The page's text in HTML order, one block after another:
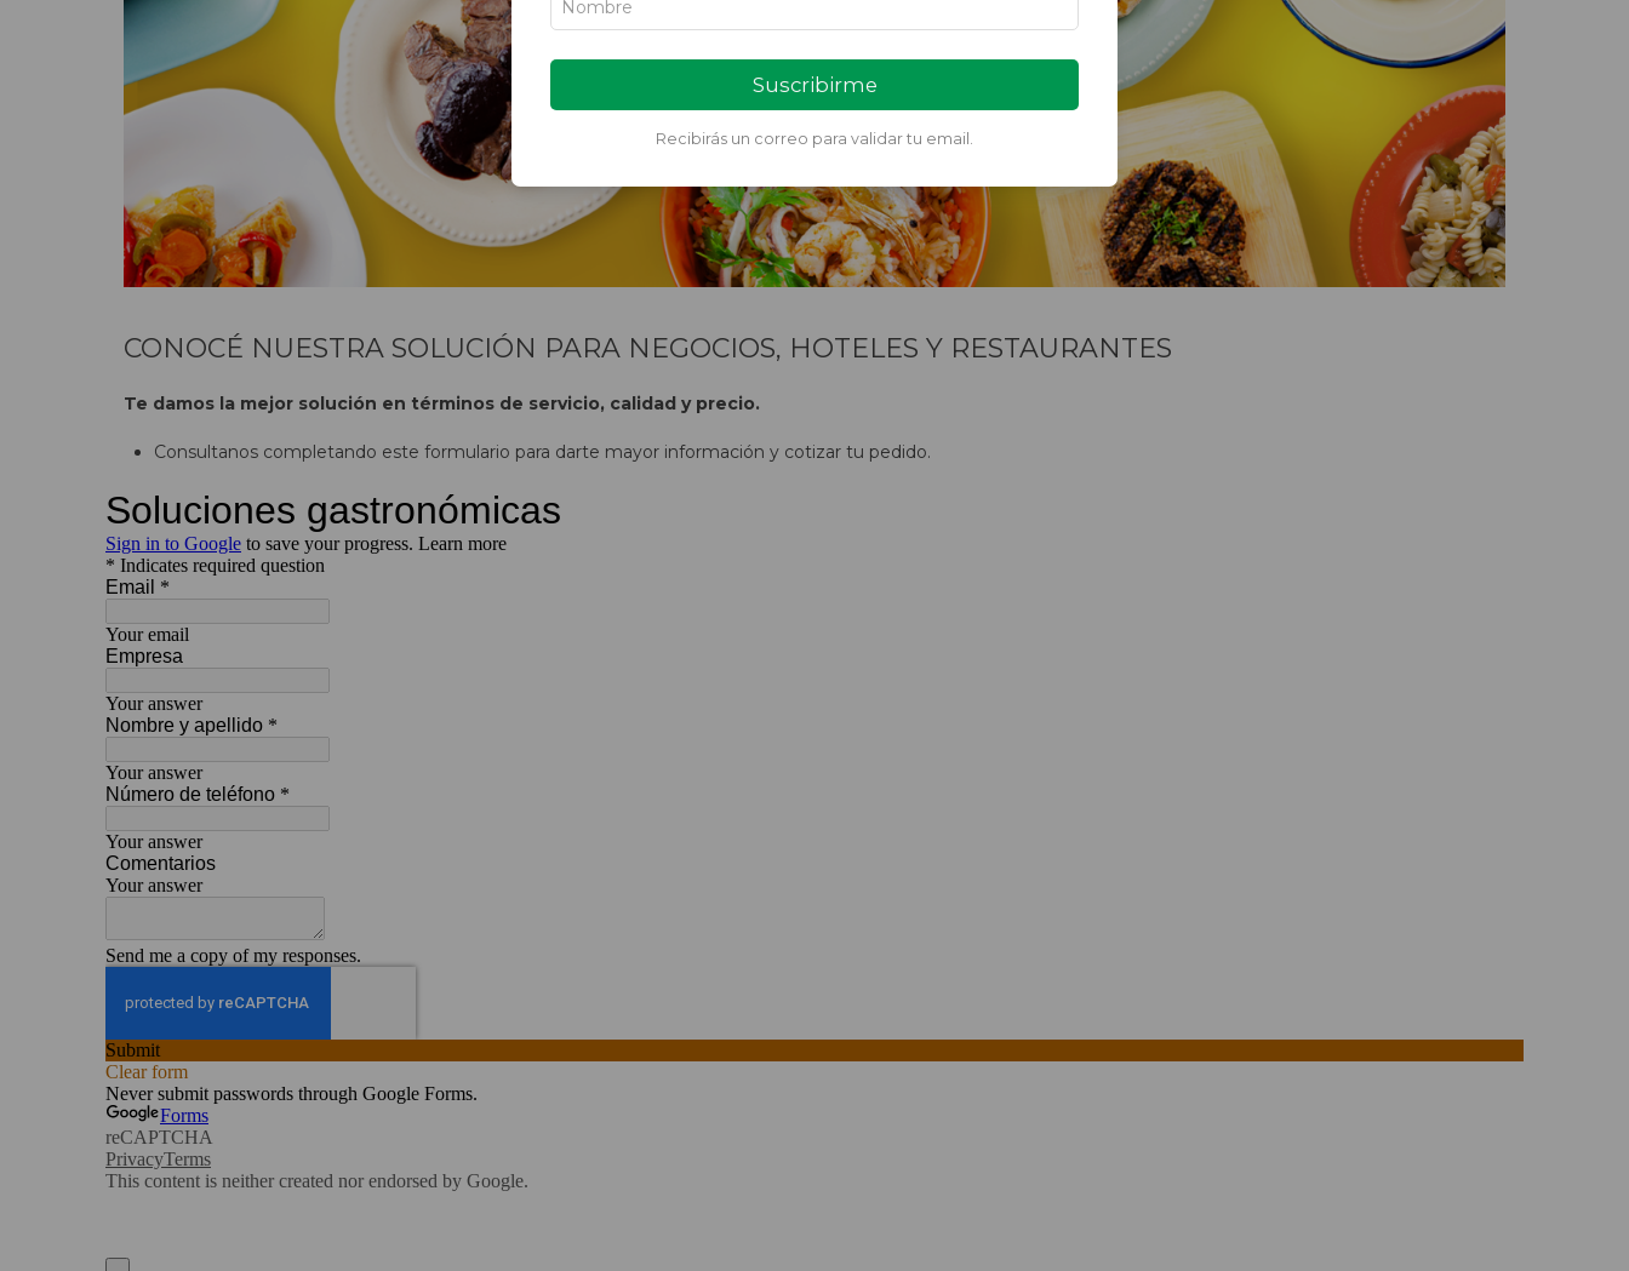
CONOCÉ NUESTRA SOLUCIÓN PARA NEGOCIOS, HOTELES Y RESTAURANTES
Te damos la mejor solución en términos de servicio, calidad y precio.
Consultanos completando este formulario para darte mayor información y cotizar tu pedido.
Suscribirme
Recibirás un correo para validar tu email.